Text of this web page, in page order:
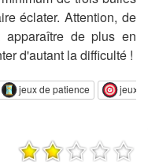
éclater. Attention, de
apparaître de plus en
d'autant la difficulté !
jeux de patience jeux